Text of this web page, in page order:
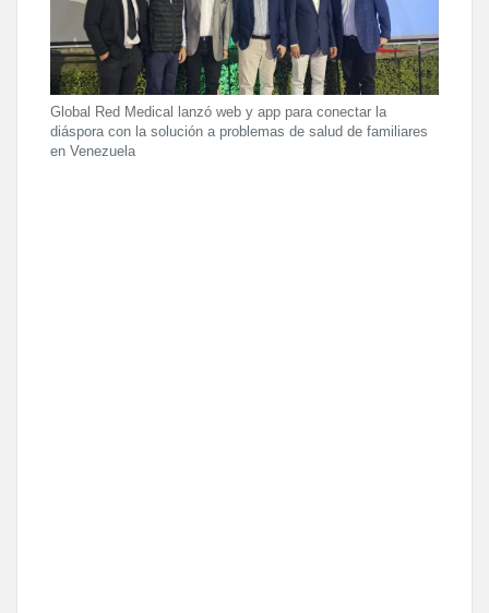
Global Red Medical lanzó web y app para conectar la
diáspora con la solución a problemas de salud de familiares
en Venezuela